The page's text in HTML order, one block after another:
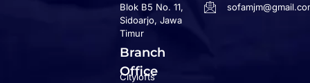
Blok B5 No. 11,
Sidoarjo, Jawa
Timur
Branch
Office
Citylofts